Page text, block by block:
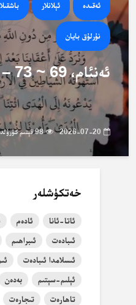
ئەقىدە ئېلانلار
نۇرلۇق بايان
ئەنئام، 69 ~ 73 – ئايەتلەرنىڭ...
2026-07-20 98 قېتىم كۆرۈلدى
خەتكۈشلەر
ئاتا-ئانا ئادەم
ئىبادەت
ئىبراھىم
ئىسلامدا ئىبادەت
ئېلىم-سېتىم
بەدەن
تاھارەت
تىجارەت